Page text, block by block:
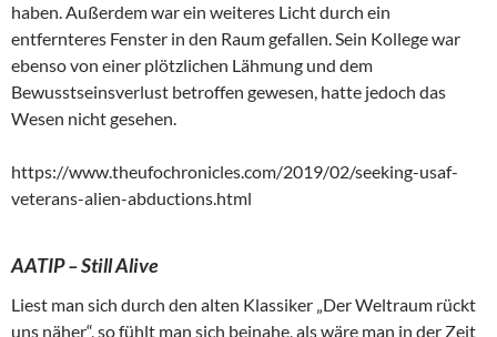
haben. Außerdem war ein weiteres Licht durch ein
entfernteres Fenster in den Raum gefallen. Sein Kollege war
ebenso von einer plötzlichen Lähmung und dem
Bewusstseinsverlust betroffen gewesen, hatte jedoch das
Wesen nicht gesehen.
https://www.theufochronicles.com/2019/02/seeking-usaf-
veterans-alien-abductions.html
AATIP – Still Alive
Liest man sich durch den alten Klassiker „Der Weltraum rückt
uns näher“, so fühlt man sich beinahe, als wäre man in der Zeit